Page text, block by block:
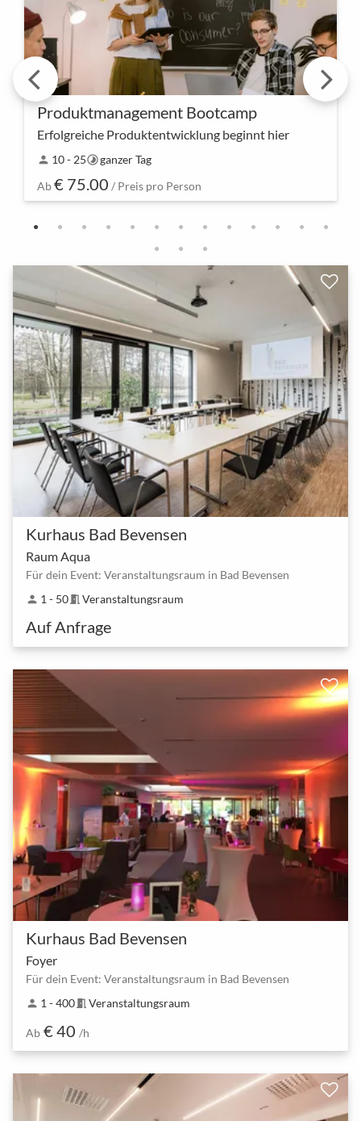
Produktmanagement Bootcamp
Erfolgreiche Produktentwicklung beginnt hier
Tretet ein in die Welt der Produktinnovation –
unser Bootcamp bietet nicht nur Wissen, sondern
auch praktische Werkzeuge, um eure
Produktmanagement-F…
person 10 - 25timelapseganzer Tag
Ab€ 75.00 / Preis pro Person
Kurhaus Bad Bevensen
Raum Aqua
Für dein Event: Veranstaltungsraum in Bad Bevensen
person 1 - 50meeting_room Veranstaltungsraum
Auf Anfrage
Kurhaus Bad Bevensen
Foyer
Für dein Event: Veranstaltungsraum in Bad Bevensen
person 1 - 400meeting_room Veranstaltungsraum
Ab € 40 /h